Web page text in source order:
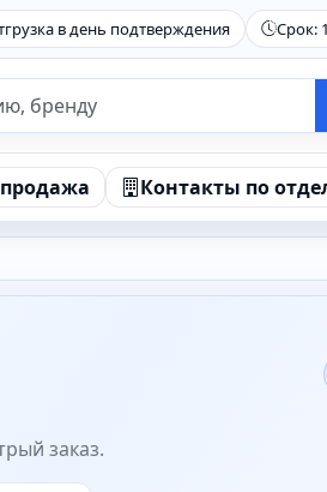
в день подтверждения Срок:
Контакты по
заказ.